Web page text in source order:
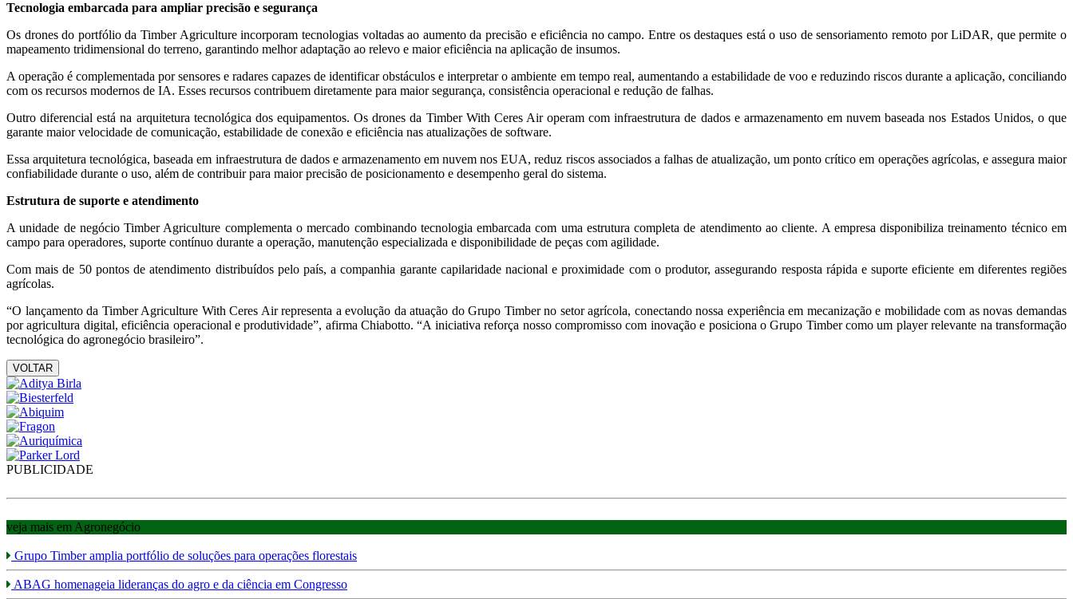
Tecnologia embarcada para ampliar precisão e segurança
Os drones do portfólio da Timber Agriculture incorporam tecnologias voltadas ao aumento da precisão e eficiência no campo. Entre os destaques está o uso de sensoriamento remoto por LiDAR, que permite o
mapeamento tridimensional do terreno, garantindo melhor adaptação ao relevo e maior eficiência na aplicação de insumos.
A operação é complementada por sensores e radares capazes de identificar obstáculos e interpretar o ambiente em tempo real, aumentando a estabilidade de voo e reduzindo riscos durante a aplicação, conciliando
com os recursos modernos de IA. Esses recursos contribuem diretamente para maior segurança, consistência operacional e redução de falhas.
Outro diferencial está na arquitetura tecnológica dos equipamentos. Os drones da Timber With Ceres Air operam com infraestrutura de dados e armazenamento em nuvem baseada nos Estados Unidos, o que
garante maior velocidade de comunicação, estabilidade de conexão e eficiência nas atualizações de software.
Essa arquitetura tecnológica, baseada em infraestrutura de dados e armazenamento em nuvem nos EUA, reduz riscos associados a falhas de atualização, um ponto crítico em operações agrícolas, e assegura maior
confiabilidade durante o uso, além de contribuir para maior precisão de posicionamento e desempenho geral do sistema.
Estrutura de suporte e atendimento
A unidade de negócio Timber Agriculture complementa o mercado combinando tecnologia embarcada com uma estrutura completa de atendimento ao cliente. A empresa disponibiliza treinamento técnico em
campo para operadores, suporte contínuo durante a operação, manutenção especializada e disponibilidade de peças com agilidade.
Com mais de 50 pontos de atendimento distribuídos pelo país, a companhia garante capilaridade nacional e proximidade com o produtor, assegurando resposta rápida e suporte eficiente em diferentes regiões
agrícolas.
“O lançamento da Timber Agriculture With Ceres Air representa a evolução da atuação do Grupo Timber no setor agrícola, conectando nossa experiência em mecanização e mobilidade com as novas demandas
por agricultura digital, eficiência operacional e produtividade”, afirma Chiabotto. “A iniciativa reforça nosso compromisso com inovação e posiciona o Grupo Timber como um player relevante na transformação
tecnológica do agronegócio brasileiro”.
VOLTAR
PUBLICIDADE
veja mais em Agronegócio
Grupo Timber amplia portfólio de soluções para operações florestais
ABAG homenageia lideranças do agro e da ciência em Congresso